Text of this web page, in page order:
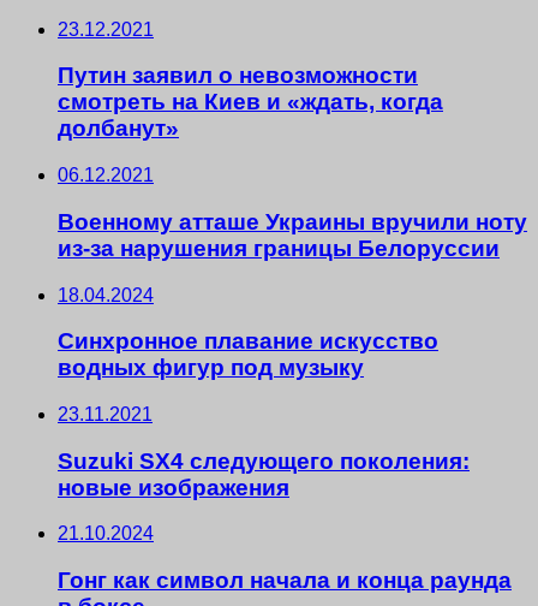
23.12.2021
Путин заявил о невозможности
смотреть на Киев и «ждать, когда
долбанут»
06.12.2021
Военному атташе Украины вручили ноту
из-за нарушения границы Белоруссии
18.04.2024
Синхронное плавание искусство
водных фигур под музыку
23.11.2021
Suzuki SX4 следующего поколения:
новые изображения
21.10.2024
Гонг как символ начала и конца раунда